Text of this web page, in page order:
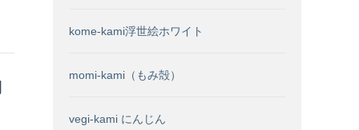
kome-kami浮世絵ホワイト
momi-kami（もみ殻）
vegi-kami にんじん